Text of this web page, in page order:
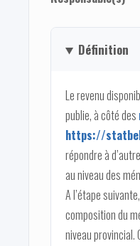
Définition
Le revenu
publie, à côté des
https://
répondre à
au niveau des
A l’étape
composition du
niveau provincial.